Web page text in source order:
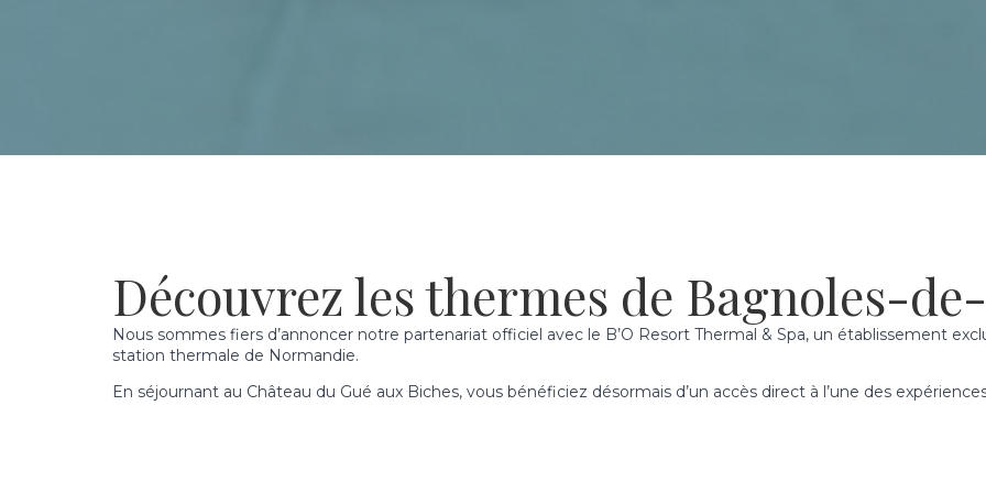
Découvrez les thermes de Bagnoles-
Nous sommes fiers d’annoncer notre partenariat officiel avec le B’O Resort Thermal & Spa, un établissement
station thermale de Normandie.
En séjournant au Château du Gué aux Biches, vous bénéficiez désormais d’un accès direct à l’une des